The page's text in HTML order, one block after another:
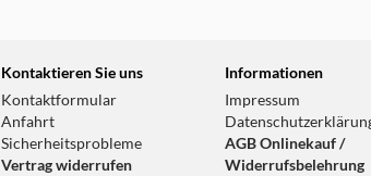
Kontaktieren Sie uns
Kontaktformular
Anfahrt
Sicherheitsprobleme
Vertrag widerrufen
Informationen
Impressum
AGB Onlinekauf /
Widerrufsbelehrung